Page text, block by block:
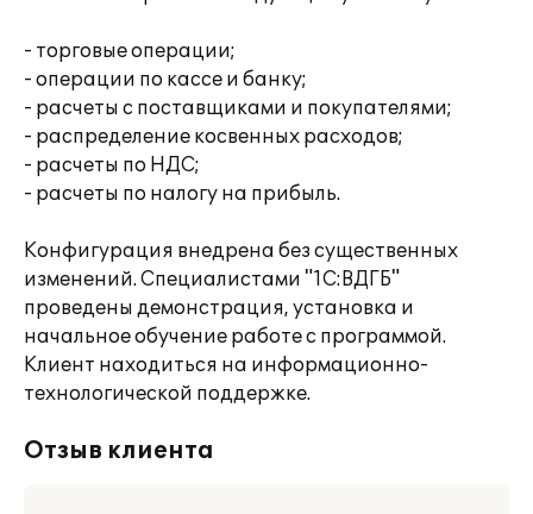
- торговые операции;
- операции по кассе и банку;
- расчеты с поставщиками и покупателями;
- распределение косвенных расходов;
- расчеты по НДС;
- расчеты по налогу на прибыль.
Конфигурация внедрена без существенных
изменений. Специалистами "1С:ВДГБ"
проведены демонстрация, установка и
начальное обучение работе с программой.
Клиент находиться на информационно-
технологической поддержке.
Отзыв клиента